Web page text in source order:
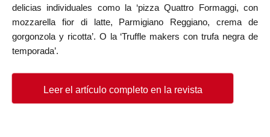
delicias individuales como la ‘pizza Quattro Formaggi, con
mozzarella fior di latte, Parmigiano Reggiano, crema de
gorgonzola y ricotta’. O la ‘Truffle makers con trufa negra de
temporada’.
Leer el artículo completo en la revista